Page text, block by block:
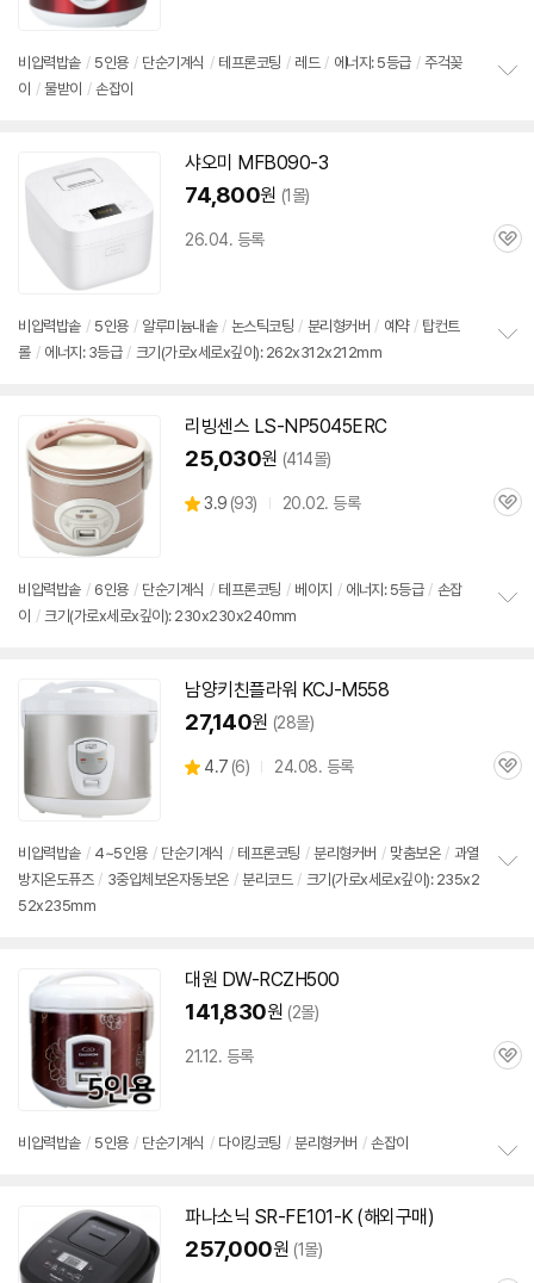
뷰
비압력밥솥 / 5인용 / 단순기계식 / 테프론코팅 / 레드 / 에너지: 5등급 / 주걱꽂
이 / 물받이 / 손잡이
샤오미 MFB090-3
74,800원 (1몰)
26.04. 등록
관
비압력밥솥 / 5인용 / 알루미늄내솥 / 논스틱코팅 / 분리형커버 / 예약 / 탑컨트
롤 / 에너지: 3등급 / 크기(가로x세로x깊이): 262x312x212mm
리빙센스 LS-NP5045ERC
25,030원 (414몰)
별
3.9 (상
뷰
93) 20.02. 등록
관
비압력밥솥 / 6인용 / 단순기계식 / 테프론코팅 / 베이지 / 에너지: 5등급 / 손잡
이 / 크기(가로x세로x깊이): 230x230x240mm
남양키친플라워 KCJ-M558
27,140원 (28몰)
별
4.7 (상
뷰
6) 24.08. 등록
관
비압력밥솥 / 4~5인용 / 단순기계식 / 테프론코팅 / 분리형커버 / 맞춤보온 / 과열
방지온도퓨즈 / 3중입체보온자동보온 / 분리코드 / 크기(가로x세로x깊이): 235x2
52x235mm
대원 DW-RCZH500
141,830원 (2몰)
21.12. 등록
관
비압력밥솥 / 5인용 / 단순기계식 / 다이킹코팅 / 분리형커버 / 손잡이
파나소닉 SR-FE101-K (해외구매)
257,000원 (1몰)